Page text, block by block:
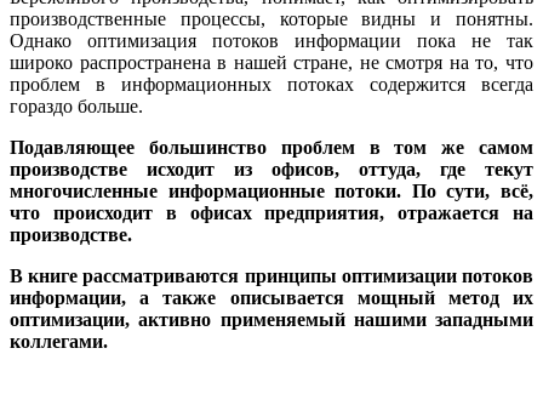
производственные процессы, которые видны и понятны.
Однако оптимизация потоков информации пока не так
широко распространена в нашей стране, не смотря на то, что
проблем в информационных потоках содержится всегда
гораздо больше.
Подавляющее большинство проблем в том же самом
производстве исходит из офисов, оттуда, где текут
многочисленные информационные потоки. По сути, всё,
что происходит в офисах предприятия, отражается на
производстве.
В книге рассматриваются принципы оптимизации потоков
информации, а также описывается мощный метод их
оптимизации, активно применяемый нашими западными
коллегами.